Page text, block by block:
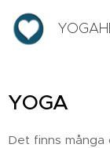
YOGA
Det finns